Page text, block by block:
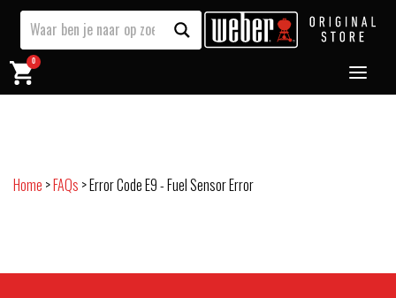
0
Home >FAQs >Error Code E9 - Fuel Sensor Error